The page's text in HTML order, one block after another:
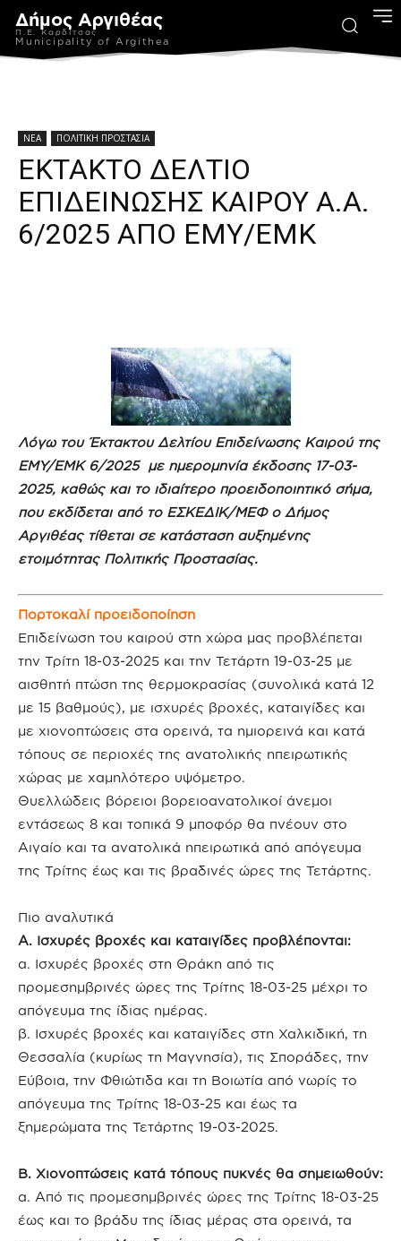
Δήμος Αργιθέας
Π.Ε. Καρδίτσας
Municipality of Argithea
ΝΕΑ ΠΟΛΙΤΙΚΗ ΠΡΟΣΤΑΣΙΑ
ΕΚΤΑΚΤΟ ΔΕΛΤΙΟ
ΕΠΙΔΕΙΝΩΣΗΣ ΚΑΙΡΟΥ Α.Α.
6/2025 ΑΠΟ ΕΜΥ/ΕΜΚ
Λόγω του Έκτακτου Δελτίου Επιδείνωσης Καιρού της
ΕΜΥ/ΕΜΚ 6/2025 με ημερομηνία έκδοσης 17-03-
2025, καθώς και το ιδιαίτερο προειδοποιητικό σήμα,
που εκδίδεται από το ΕΣΚΕΔΙΚ/ΜΕΦ ο Δήμος
Αργιθέας τίθεται σε κατάσταση αυξημένης
ετοιμότητας Πολιτικής Προστασίας.
Πορτοκαλί προειδοποίηση
Επιδείνωση του καιρού στη χώρα μας προβλέπεται
την Τρίτη 18-03-2025 και την Τετάρτη 19-03-25 με
αισθητή πτώση της θερμοκρασίας (συνολικά κατά 12
με 15 βαθμούς), με ισχυρές βροχές, καταιγίδες και
με χιονοπτώσεις στα ορεινά, τα ημιορεινά και κατά
τόπους σε περιοχές της ανατολικής ηπειρωτικής
χώρας με χαμηλότερο υψόμετρο.
Θυελλώδεις βόρειοι βορειοανατολικοί άνεμοι
εντάσεως 8 και τοπικά 9 μποφόρ θα πνέουν στο
Αιγαίο και τα ανατολικά ηπειρωτικά από απόγευμα
της Τρίτης έως και τις βραδινές ώρες της Τετάρτης.
Πιο αναλυτικά
Α. Ισχυρές βροχές και καταιγίδες προβλέπονται:
α. Ισχυρές βροχές στη Θράκη από τις
προμεσημβρινές ώρες της Τρίτης 18-03-25 μέχρι το
απόγευμα της ίδιας ημέρας.
β. Ισχυρές βροχές και καταιγίδες στη Χαλκιδική, τη
Θεσσαλία (κυρίως τη Μαγνησία), τις Σποράδες, την
Εύβοια, την Φθιώτιδα και τη Βοιωτία από νωρίς το
απόγευμα της Τρίτης 18-03-25 και έως τα
ξημερώματα της Τετάρτης 19-03-2025.
Β. Χιονοπτώσεις κατά τόπους πυκνές θα σημειωθούν:
α. Από τις προμεσημβρινές ώρες της Τρίτης 18-03-25
έως και το βράδυ της ίδιας μέρας στα ορεινά, τα